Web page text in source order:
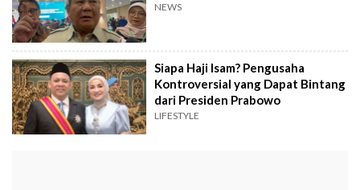
NEWS
Siapa Haji Isam? Pengusaha
Kontroversial yang Dapat Bintang
dari Presiden Prabowo
LIFESTYLE